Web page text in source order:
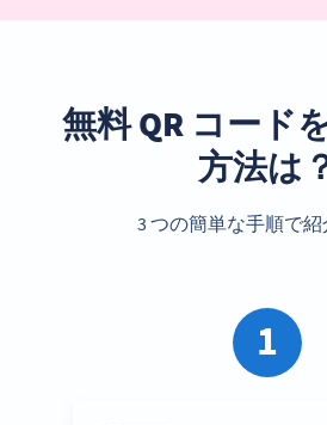
無料 QR コード
方法は
3 つの簡単な手順で
1